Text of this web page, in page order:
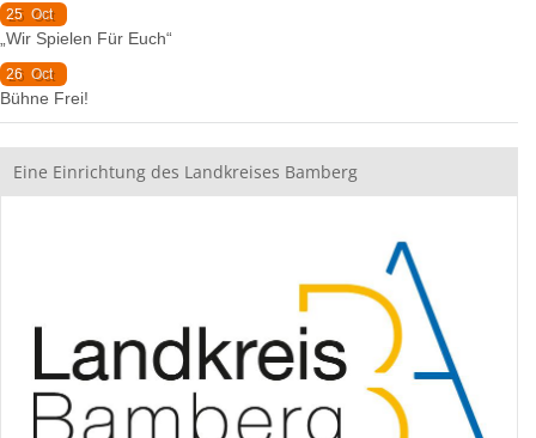
25 Oct
„Wir Spielen Für Euch“
26 Oct
Bühne Frei!
Eine Einrichtung des Landkreises Bamberg